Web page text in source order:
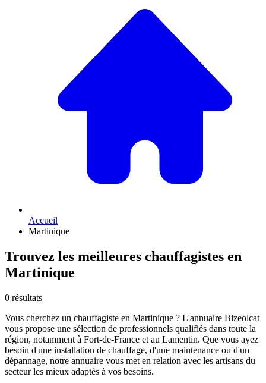
Accueil
Martinique
Trouvez les meilleures chauffagistes en
Martinique
0 résultats
Vous cherchez un chauffagiste en Martinique ? L'annuaire Bizeolcat
vous propose une sélection de professionnels qualifiés dans toute la
région, notamment à Fort-de-France et au Lamentin. Que vous ayez
besoin d'une installation de chauffage, d'une maintenance ou d'un
dépannage, notre annuaire vous met en relation avec les artisans du
secteur les mieux adaptés à vos besoins.